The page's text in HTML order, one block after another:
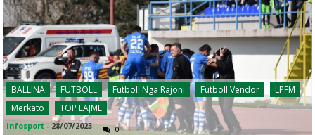
BALLINA FUTBOLL Futboll Nga Rajoni Futboll Vendor
LPFM
Merkato
TOP LAJME
infosport - 28/07/2023 0